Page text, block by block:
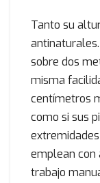
Tanto su
sobre dos
misma
centímetros
como si sus
emplean con
trabajo